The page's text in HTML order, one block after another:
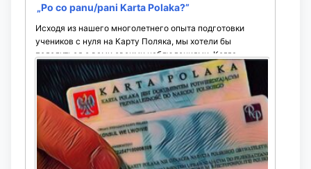
„Po co panu/pani Karta Polaka?”
Исходя из нашего многолетнего опыта подготовки
учеников с нуля на Карту Поляка, мы хотели бы
поделиться с вами своими наблюдениями. Когда
польский консул/ужендник задаёт вопрос ...